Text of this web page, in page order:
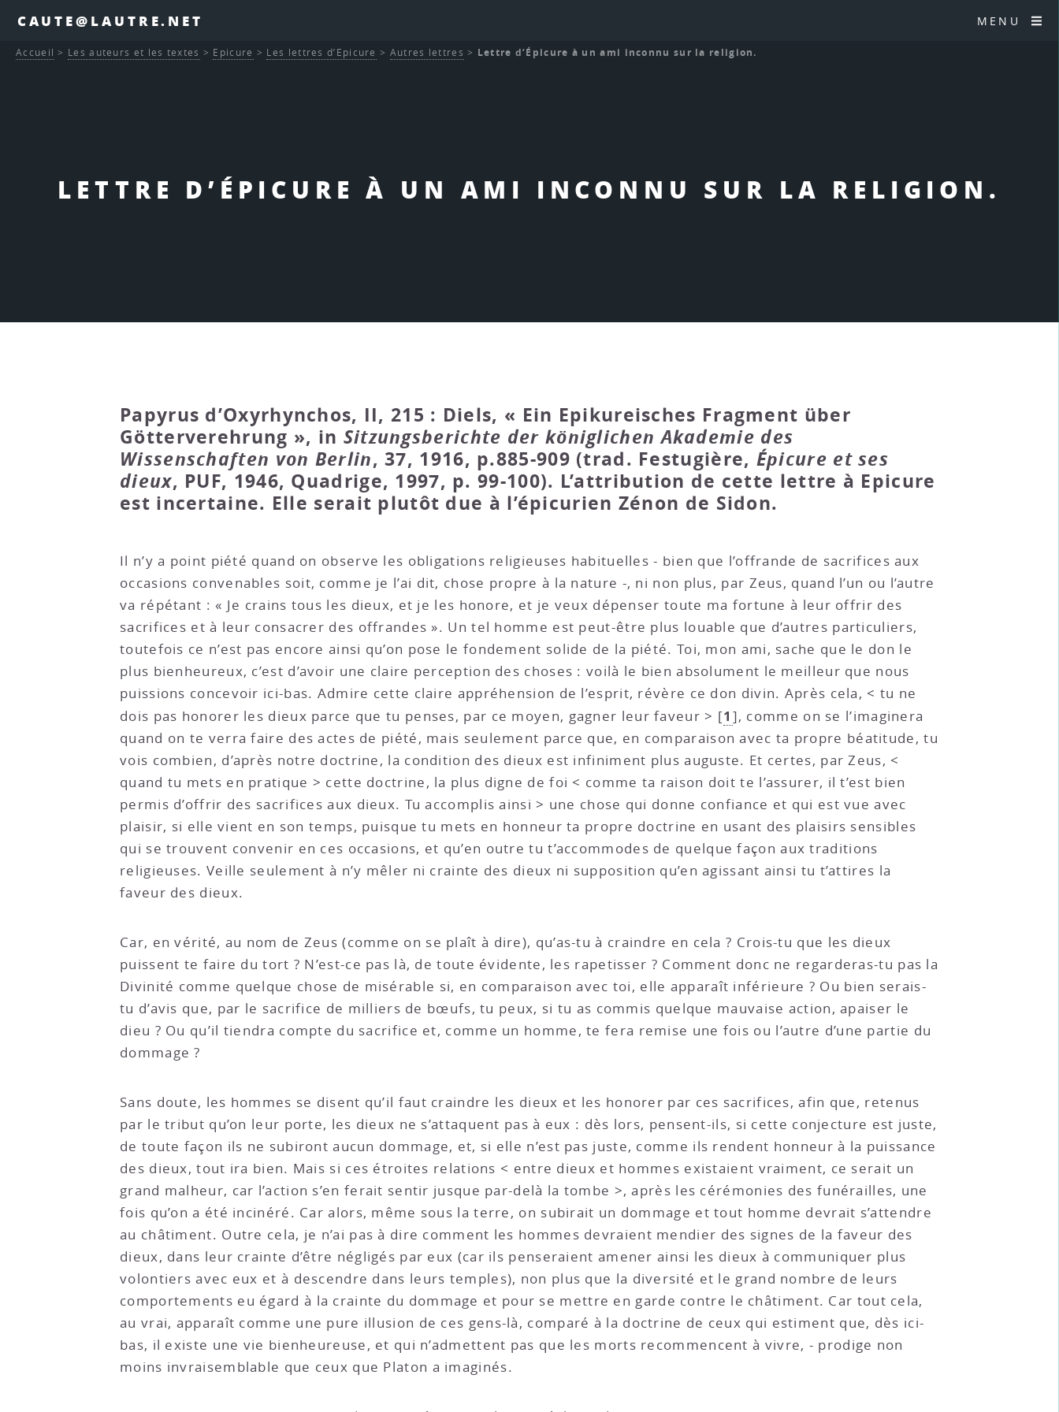
CAUTE@LAUTRE.NET MENU
LETTRE D’ÉPICURE À UN AMI INCONNU SUR LA RELIGION.
Accueil > Les auteurs et les textes > Epicure > Les lettres d’Epicure > Autres lettres > Lettre d’Épicure à un ami inconnu sur la religion.
Papyrus d’Oxyrhynchos, II, 215 : Diels, « Ein Epikureisches Fragment über
Götterverehrung », in Sitzungsberichte der königlichen Akademie des
Wissenschaften von Berlin, 37, 1916, p.885-909 (trad. Festugière, Épicure et ses
dieux, PUF, 1946, Quadrige, 1997, p. 99-100). L’attribution de cette lettre à Epicure
est incertaine. Elle serait plutôt due à l’épicurien Zénon de Sidon.
Il n’y a point piété quand on observe les obligations religieuses habituelles - bien que l’offrande de sacrifices aux
occasions convenables soit, comme je l’ai dit, chose propre à la nature -, ni non plus, par Zeus, quand l’un ou l’autre
va répétant : « Je crains tous les dieux, et je les honore, et je veux dépenser toute ma fortune à leur offrir des
sacrifices et à leur consacrer des offrandes ». Un tel homme est peut-être plus louable que d’autres particuliers,
toutefois ce n’est pas encore ainsi qu’on pose le fondement solide de la piété. Toi, mon ami, sache que le don le
plus bienheureux, c’est d’avoir une claire perception des choses : voilà le bien absolument le meilleur que nous
puissions concevoir ici-bas. Admire cette claire appréhension de l’esprit, révère ce don divin. Après cela, < tu ne
dois pas honorer les dieux parce que tu penses, par ce moyen, gagner leur faveur > [1 ], comme on se l’imaginera
quand on te verra faire des actes de piété, mais seulement parce que, en comparaison avec ta propre béatitude, tu
vois combien, d’après notre doctrine, la condition des dieux est infiniment plus auguste. Et certes, par Zeus, <
quand tu mets en pratique > cette doctrine, la plus digne de foi < comme ta raison doit te l’assurer, il t’est bien
permis d’offrir des sacrifices aux dieux. Tu accomplis ainsi > une chose qui donne confiance et qui est vue avec
plaisir, si elle vient en son temps, puisque tu mets en honneur ta propre doctrine en usant des plaisirs sensibles
qui se trouvent convenir en ces occasions, et qu’en outre tu t’accommodes de quelque façon aux traditions
religieuses. Veille seulement à n’y mêler ni crainte des dieux ni supposition qu’en agissant ainsi tu t’attires la
faveur des dieux.
Car, en vérité, au nom de Zeus (comme on se plaît à dire), qu’as-tu à craindre en cela ? Crois-tu que les dieux
puissent te faire du tort ? N’est-ce pas là, de toute évidente, les rapetisser ? Comment donc ne regarderas-tu pas la
Divinité comme quelque chose de misérable si, en comparaison avec toi, elle apparaît inférieure ? Ou bien serais-
tu d’avis que, par le sacrifice de milliers de bœufs, tu peux, si tu as commis quelque mauvaise action, apaiser le
dieu ? Ou qu’il tiendra compte du sacrifice et, comme un homme, te fera remise une fois ou l’autre d’une partie du
dommage ?
Sans doute, les hommes se disent qu’il faut craindre les dieux et les honorer par ces sacrifices, afin que, retenus
par le tribut qu’on leur porte, les dieux ne s’attaquent pas à eux : dès lors, pensent-ils, si cette conjecture est juste,
de toute façon ils ne subiront aucun dommage, et, si elle n’est pas juste, comme ils rendent honneur à la puissance
des dieux, tout ira bien. Mais si ces étroites relations < entre dieux et hommes existaient vraiment, ce serait un
grand malheur, car l’action s’en ferait sentir jusque par-delà la tombe >, après les cérémonies des funérailles, une
fois qu’on a été incinéré. Car alors, même sous la terre, on subirait un dommage et tout homme devrait s’attendre
au châtiment. Outre cela, je n’ai pas à dire comment les hommes devraient mendier des signes de la faveur des
dieux, dans leur crainte d’être négligés par eux (car ils penseraient amener ainsi les dieux à communiquer plus
volontiers avec eux et à descendre dans leurs temples), non plus que la diversité et le grand nombre de leurs
comportements eu égard à la crainte du dommage et pour se mettre en garde contre le châtiment. Car tout cela,
au vrai, apparaît comme une pure illusion de ces gens-là, comparé à la doctrine de ceux qui estiment que, dès ici-
bas, il existe une vie bienheureuse, et qui n’admettent pas que les morts recommencent à vivre, - prodige non
moins invraisemblable que ceux que Platon a imaginés.